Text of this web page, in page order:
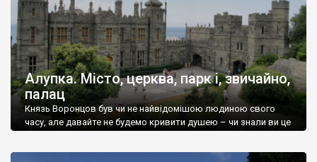
Алупка. Місто, церква, парк і, звичайно,
палац
Князь Воронцов був чи не найвідомішою людиною свого
часу, але давайте не будемо кривити душею – чи знали ви це